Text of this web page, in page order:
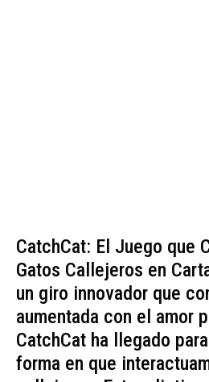
CatchCat: El Juego que
Gatos Callejeros en
un giro innovador que
aumentada con el amor
CatchCat ha llegado
forma en que